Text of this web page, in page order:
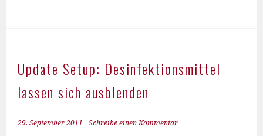
Update Setup: Desinfektionsmittel
lassen sich ausblenden
29. September 2011 Schreibe einen Kommentar